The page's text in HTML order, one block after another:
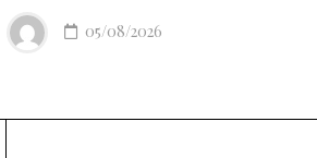
05/08/2026